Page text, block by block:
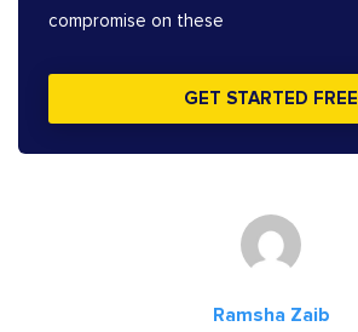
compromise on these
GET STARTED FREE
Ramsha Zaib